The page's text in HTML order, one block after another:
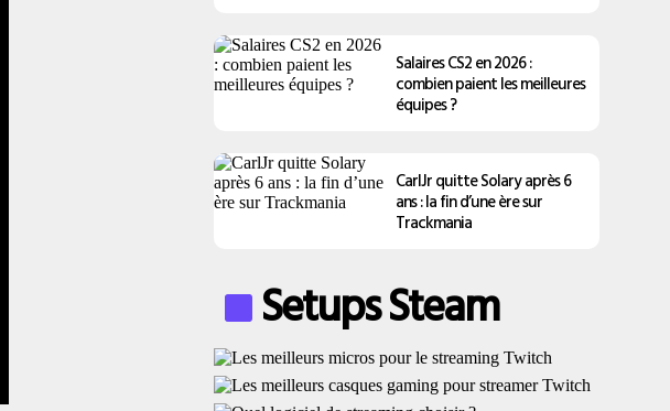
Salaires CS2 en 2026 :
combien paient les meilleures
équipes ?
CarlJr quitte Solary après 6
ans : la fin d’une ère sur
Trackmania
Setups Steam